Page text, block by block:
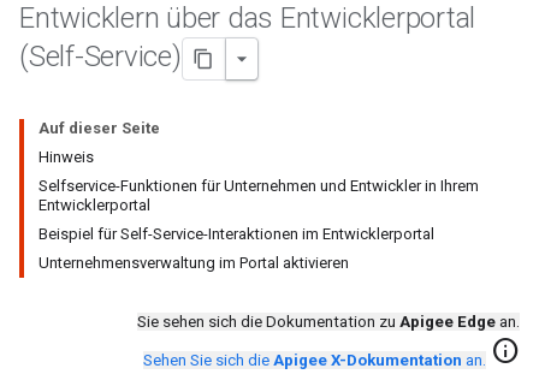
Entwicklern über das Entwicklerportal
(Self-Service)
Auf dieser Seite
Hinweis
Selfservice-Funktionen für Unternehmen und Entwickler in Ihrem
Entwicklerportal
Beispiel für Self-Service-Interaktionen im Entwicklerportal
Unternehmensverwaltung im Portal aktivieren
Sie sehen sich die Dokumentation zu Apigee Edge an.
Sehen Sie sich die Apigee X-Dokumentation an. info